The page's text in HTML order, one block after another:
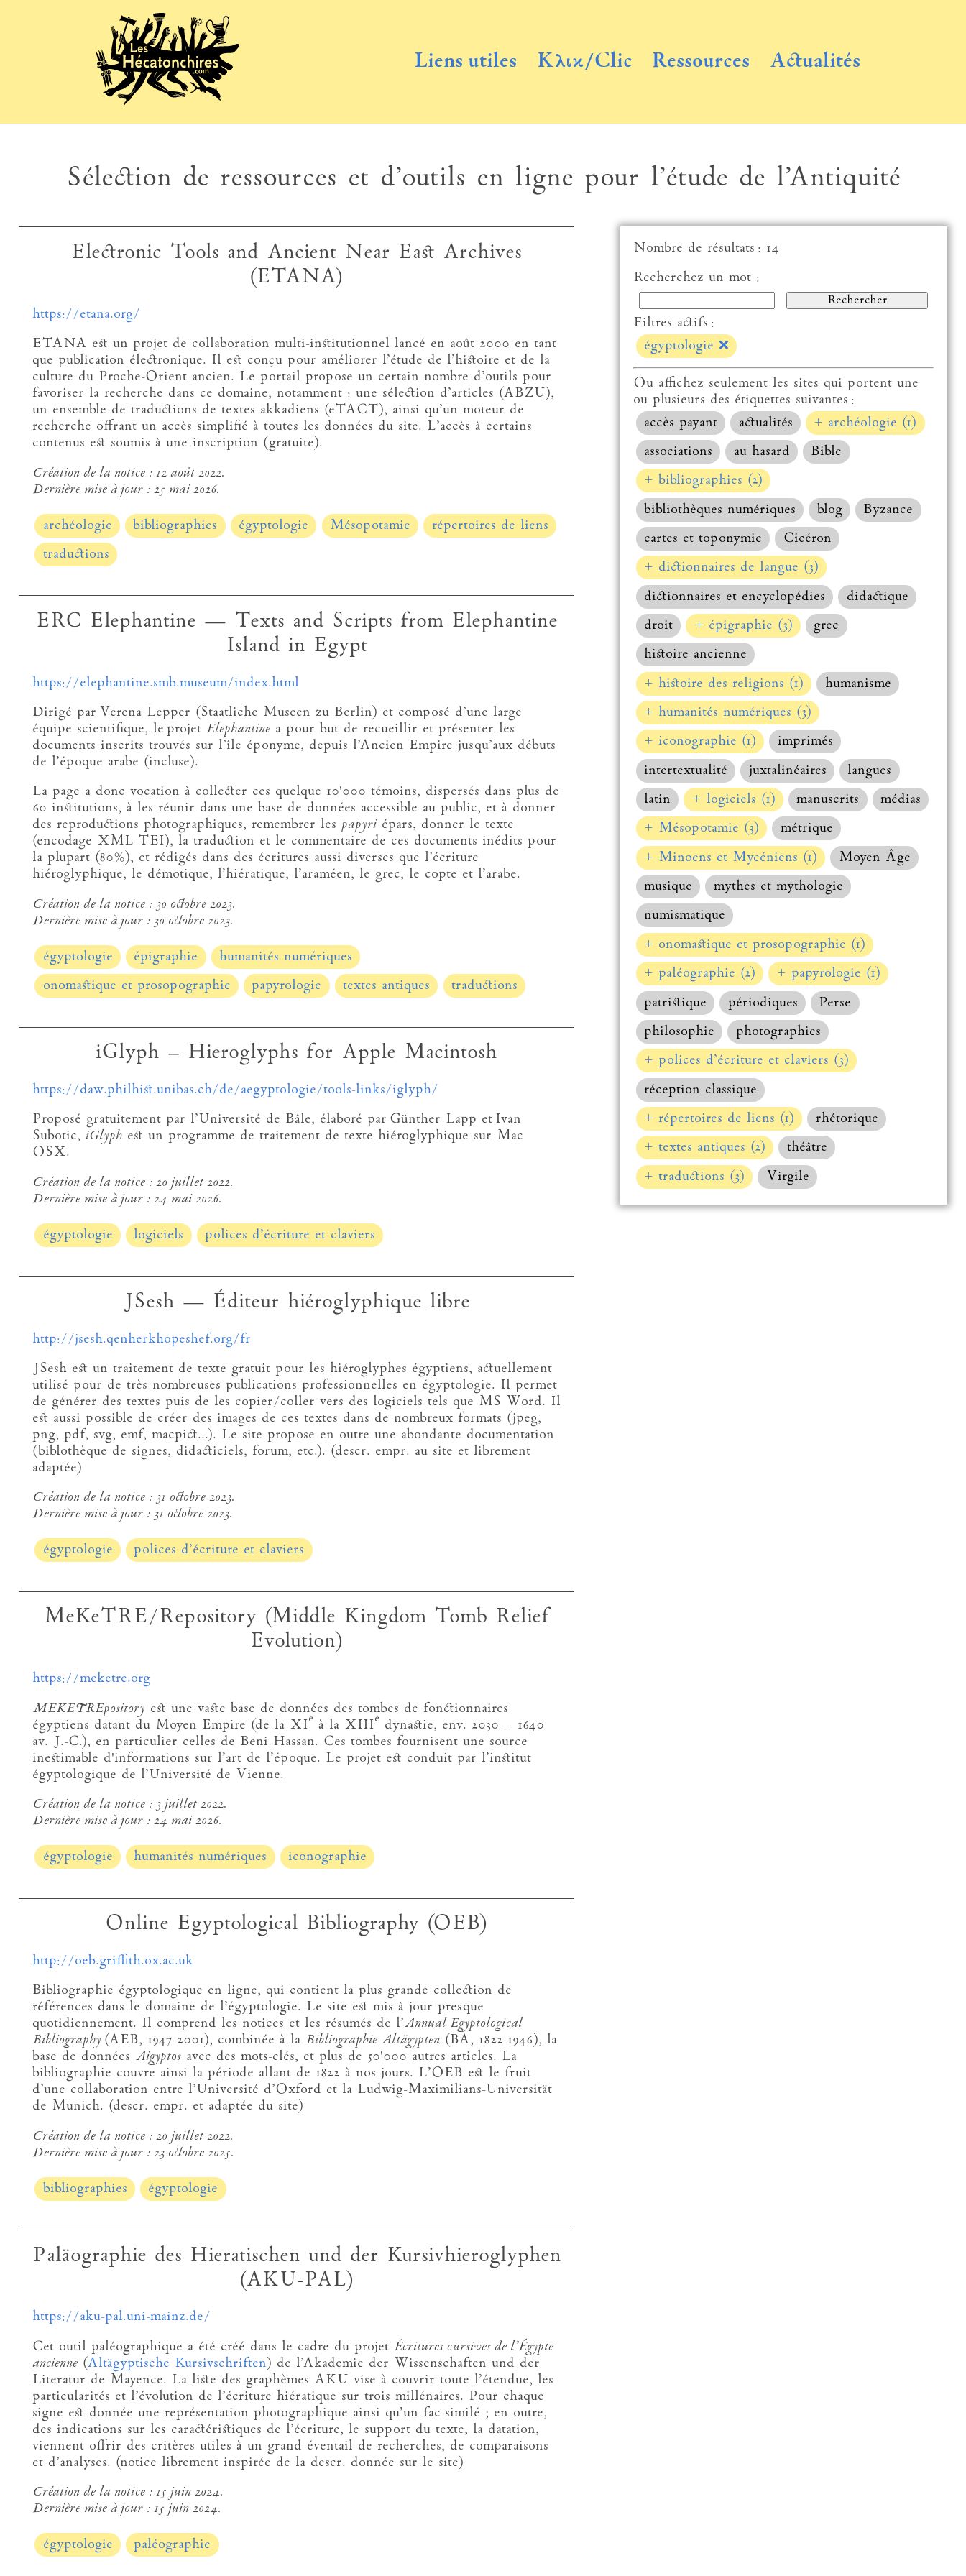
Liens utiles Κλικ/Clic Ressources Actualités
Sélection de ressources et d’outils en ligne pour l’étude de l’Antiquité
Electronic Tools and Ancient Near East Archives
(ETANA)
https://etana.org/
ETANA est un projet de collaboration multi-institutionnel lancé en août 2000 en tant
que publication électronique. Il est conçu pour améliorer l’étude de l’histoire et de la
culture du Proche-Orient ancien. Le portail propose un certain nombre d’outils pour
favoriser la recherche dans ce domaine, notamment : une sélection d’articles (ABZU),
un ensemble de traductions de textes akkadiens (eTACT), ainsi qu’un moteur de
recherche offrant un accès simplifié à toutes les données du site. L’accès à certains
contenus est soumis à une inscription (gratuite).
Création de la notice : 12 août 2022.
Dernière mise à jour : 25 mai 2026.
archéologie bibliographies égyptologie Mésopotamie
répertoires de liens
traductions
ERC Elephantine — Texts and Scripts from Elephantine
Island in Egypt
https://elephantine.smb.museum/index.html
Dirigé par Verena Lepper (Staatliche Museen zu Berlin) et composé d’une large
équipe scientifique, le projet Elephantinea pour but de recueillir et présenter les
documents inscrits trouvés sur l’île éponyme, depuis l’Ancien Empire jusqu’aux débuts
de l’époque arabe (incluse).
La page a donc vocation à collecter ces quelque 10'000 témoins, dispersés dans plus de
60 institutions, à les réunir dans une base de données accessible au public, et à donner
des reproductions photographiques, remembrer les papyriépars, donner le texte
(encodage XML-TEI), la traduction et le commentaire de ces documents inédits pour
la plupart (80%), et rédigés dans des écritures aussi diverses que l’écriture
hiéroglyphique, le démotique, l’hiératique, l’araméen, le grec, le copte et l’arabe.
Création de la notice : 30 octobre 2023.
Dernière mise à jour : 30 octobre 2023.
égyptologie épigraphie
humanités numériques
onomastique et prosopographie
papyrologie textes antiques traductions
iGlyph – Hieroglyphs for Apple Macintosh
https://daw.philhist.unibas.ch/de/aegyptologie/tools-links/iglyph/
Proposé gratuitement par l’Université de Bâle, élaboré par Günther Lapp et Ivan
Subotic, iGlyphest un programme de traitement de texte hiéroglyphique sur Mac
OSX.
Création de la notice : 20 juillet 2022.
Dernière mise à jour : 24 mai 2026.
égyptologie logiciels polices d’écriture et claviers
JSesh — Éditeur hiéroglyphique libre
http://jsesh.qenherkhopeshef.org/fr
JSesh est un traitement de texte gratuit pour les hiéroglyphes égyptiens, actuellement
utilisé pour de très nombreuses publications professionnelles en égyptologie. Il permet
de générer des textes puis de les copier/coller vers des logiciels tels que MS Word. Il
est aussi possible de créer des images de ces textes dans de nombreux formats (jpeg,
png, pdf, svg, emf, macpict...). Le site propose en outre une abondante documentation
(biblothèque de signes, didacticiels, forum, etc.). (descr. empr. au site et librement
adaptée)
Création de la notice : 31 octobre 2023.
Dernière mise à jour : 31 octobre 2023.
égyptologie polices d’écriture et claviers
MeKeTRE/Repository (Middle Kingdom Tomb Relief
Evolution)
https://meketre.org
MEKETREpository est une vaste base de données des tombes de fonctionnaires
égyptiens datant du Moyen Empire (de la XIe à la XIIIe dynastie, env. 2030 – 1640
av. J.-C.), en particulier celles de Beni Hassan. Ces tombes fournisent une source
inestimable d'informations sur l’art de l’époque. Le projet est conduit par l’institut
égyptologique de l’Université de Vienne.
Création de la notice : 3 juillet 2022.
Dernière mise à jour : 24 mai 2026.
égyptologie humanités numériques iconographie
Online Egyptological Bibliography (OEB)
http://oeb.griffith.ox.ac.uk
Bibliographie égyptologique en ligne, qui contient la plus grande collection de
références dans le domaine de l’égyptologie. Le site est mis à jour presque
quotidiennement. Il comprend les notices et les résumés de l’Annual Egyptological
Bibliography (AEB, 1947-2001), combinée à la Bibliographie Altägypten(BA, 1822-1946), la
base de données Aigyptosavec des mots-clés, et plus de 50'000 autres articles. La
bibliographie couvre ainsi la période allant de 1822 à nos jours. L’OEB est le fruit
d’une collaboration entre l’Université d’Oxford et la Ludwig-Maximilians-Universität
de Munich. (descr. empr. et adaptée du site)
Création de la notice : 20 juillet 2022.
Dernière mise à jour : 23 octobre 2025.
bibliographies égyptologie
Paläographie des Hieratischen und der Kursivhieroglyphen
(AKU-PAL)
https://aku-pal.uni-mainz.de/
Cet outil paléographique a été créé dans le cadre du projet Écritures cursives de l'Égypte
ancienne(Altägyptische Kursivschriften) de l’Akademie der Wissenschaften und der
Literatur de Mayence. La liste des graphèmes AKU vise à couvrir toute l’étendue, les
particularités et l’évolution de l’écriture hiératique sur trois millénaires. Pour chaque
signe est donnée une représentation photographique ainsi qu’un fac-similé ; en outre,
des indications sur les caractéristiques de l’écriture, le support du texte, la datation,
viennent offrir des critères utiles à un grand éventail de recherches, de comparaisons
et d’analyses. (notice librement inspirée de la descr. donnée sur le site)
Création de la notice : 15 juin 2024.
Dernière mise à jour : 15 juin 2024.
égyptologie paléographie
Nombre de résultats : 14
Recherchez un mot :
Filtres actifs :
égyptologie ❌
Ou affichez seulement les sites qui portent une
ou plusieurs des étiquettes suivantes :
accès payant
actualités
+ archéologie (1)
associations
au hasard
Bible
+ bibliographies (2)
bibliothèques numériques
blog
Byzance
cartes et toponymie
Cicéron
+ dictionnaires de langue (3)
dictionnaires et encyclopédies
didactique
droit
+ épigraphie (3)
grec
histoire ancienne
+ histoire des religions (1)
humanisme
+ humanités numériques (3)
+ iconographie (1)
imprimés
intertextualité
juxtalinéaires
langues
latin
+ logiciels (1) manuscrits
médias
+ Mésopotamie (3)
métrique
+ Minoens et Mycéniens (1)
Moyen Âge
musique
mythes et mythologie
numismatique
+ onomastique et prosopographie (1)
+ paléographie (2)
+ papyrologie (1)
patristique
périodiques
Perse
philosophie
photographies
+ polices d’écriture et claviers (3)
réception classique
+ répertoires de liens (1)
rhétorique
+ textes antiques (2)
théâtre
+ traductions (3)
Virgile